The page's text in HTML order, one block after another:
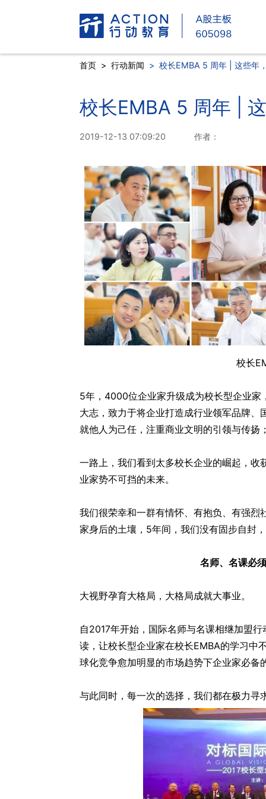
首页 > 行动新闻 > 校长EMBA 5 周年 | 这些年
校长EMBA 5 周年 |
2019-12-13 07:09:20 作者：
校长
5年，4000位企业家升级成为校长型企业
大志，致力于将企业打造成行业领军品牌
就他人为己任，注重商业文明的引领与传
一路上，我们看到太多校长企业的崛起，
业家势不可挡的未来。
我们很荣幸和一群有情怀、有抱负、有强
家身后的土壤，5年间，我们没有固步自封
名师、名课必
大视野孕育大格局，大格局成就大事业。
自2017年开始，国际名师与名课相继加盟
读，让校长型企业家在校长EMBA的学习中
球化竞争愈加明显的市场趋势下企业家必备
与此同时，每一次的选择，我们都在极力寻